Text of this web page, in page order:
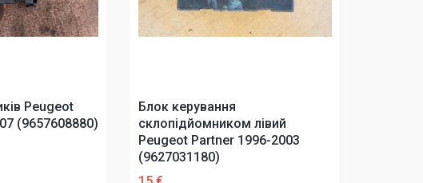
Peugeot
(9657608880)
Блок керування
склопідйомником лівий
Peugeot Partner 1996-2003
(9627031180)